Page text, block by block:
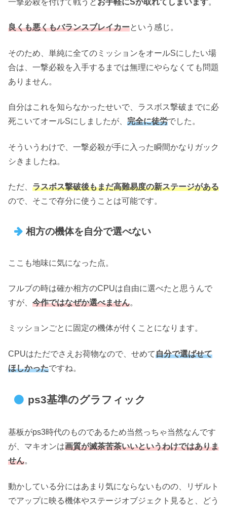
一撃必殺を付けて戦うと お手軽にSが取れてしまいます。
良くも悪くもバランスブレイカーという感じ。
そのため、単純に全てのミッションをオールSにしたい場
合は、一撃必殺を入手するまでは無理にやらなくても問題
ありません。
自分はこれを知らなかったせいで、ラスボス撃破までに必
死こいてオールSにしましたが、 完全に徒労でした。
そういうわけで、一撃必殺が手に入った瞬間かなりガック
シきましたね。
ただ、 ラスボス撃破後もまだ高難易度の新ステージがある
ので、そこで存分に使うことは可能です。
相方の機体を自分で選べない
ここも地味に気になった点。
フルブの時は確か相方のCPUは自由に選べたと思うんで
すが、 今作ではなぜか選べません。
ミッションごとに固定の機体が付くことになります。
CPUはただでさえお荷物なので、せめて自分で選ばせて
ほしかったですね。
ps3基準のグラフィック
基板がps3時代のものであるため当然っちゃ当然なんです
が、マキオンは画質が滅茶苦茶いいというわけではありま
せん。
動かしている分にはあまり気にならないものの、リザルト
でアップに映る機体やステージオブジェクト見ると、どう